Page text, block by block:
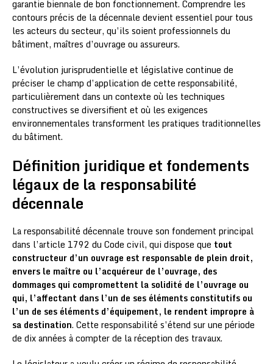
garantie biennale de bon fonctionnement. Comprendre les
contours précis de la décennale devient essentiel pour tous
les acteurs du secteur, qu’ils soient professionnels du
bâtiment, maîtres d’ouvrage ou assureurs.
L’évolution jurisprudentielle et législative continue de
préciser le champ d’application de cette responsabilité,
particulièrement dans un contexte où les techniques
constructives se diversifient et où les exigences
environnementales transforment les pratiques traditionnelles
du bâtiment.
Définition juridique et fondements
légaux de la responsabilité
décennale
La responsabilité décennale trouve son fondement principal
dans l’article 1792 du Code civil, qui dispose que tout
constructeur d’un ouvrage est responsable de plein droit,
envers le maître ou l’acquéreur de l’ouvrage, des
dommages qui compromettent la solidité de l’ouvrage ou
qui, l’affectant dans l’un de ses éléments constitutifs ou
l’un de ses éléments d’équipement, le rendent impropre à
sa destination. Cette responsabilité s’étend sur une période
de dix années à compter de la réception des travaux.